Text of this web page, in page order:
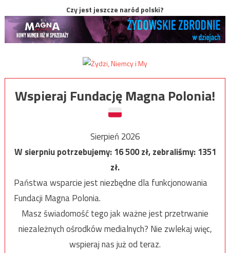
Czy jest jeszcze naród polski?
Wspieraj Fundację Magna Polonia!
Sierpień 2026
W sierpniu potrzebujemy:16 500zł, zebraliśmy:1351
zł.
Państwa wsparcie jest niezbędne dla funkcjonowania
Fundacji Magna Polonia.
Masz świadomość tego jak ważne jest przetrwanie
niezależnych ośrodków medialnych? Nie zwlekaj więc,
wspieraj nas już od teraz.